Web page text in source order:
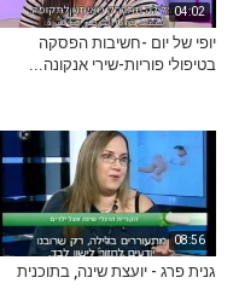
04:02
יופי של יום -חשיבות הפסקה
בטיפולי פוריות-שירי אנקונה...
08:56
גנית פרג - יועצת שינה, בתוכנית